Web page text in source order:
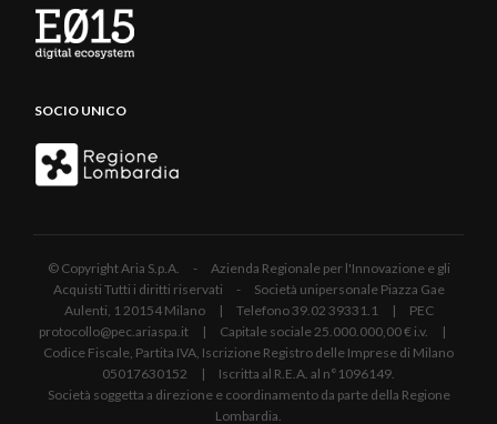
SOCIO UNICO
© Copyright Aria S.p.A. - Azienda Regionale per l'Innovazione e gli
Acquisti Tutti i diritti riservati - Società unipersonale Piazza Gae
Aulenti, 1 20154 Milano | Telefono 39.02 39331.1 | PEC
protocollo@pec.ariaspa.it | Capitale sociale 25.000.000,00 € i.v. |
Codice Fiscale, Partita IVA, Iscrizione Registro delle Imprese di Milano
05017630152 | Iscritta al R.E.A. al n°1096149.
Società soggetta a direzione e coordinamento da parte della Regione
Lombardia.